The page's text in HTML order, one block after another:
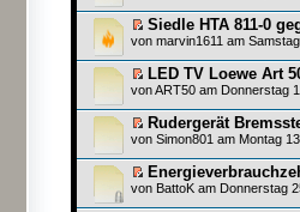
Siedle HTA 811-0
von marvin1611 am
LED TV Loewe Art
vonART50 am Donnerstag
Rudergerät
von Simon801 am Montag
von BattoK am Donnerstag